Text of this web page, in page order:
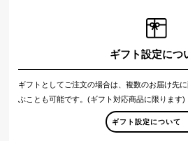
ギフト設定につ
ギフトとしてご注文の場合は、複数のお届け先
ぶことも可能です。(ギフト対応商品に限ります)
ギフト設定について